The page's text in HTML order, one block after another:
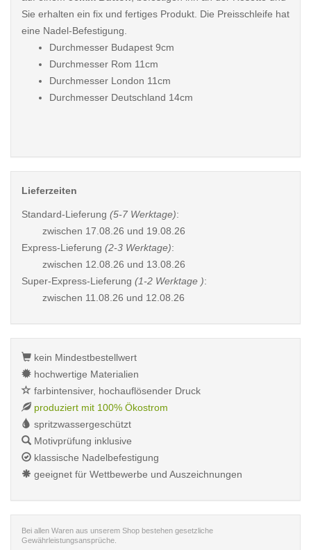
Sie erhalten ein fix und fertiges Produkt. Die Preisschleife hat
eine Nadel-Befestigung.
Durchmesser Budapest 9cm
Durchmesser Rom 11cm
Durchmesser London 11cm
Durchmesser Deutschland 14cm
Lieferzeiten
Standard-Lieferung (5-7 Werktage):
zwischen 17.08.26 und 19.08.26
Express-Lieferung (2-3 Werktage):
zwischen 12.08.26 und 13.08.26
Super-Express-Lieferung (1-2 Werktage ):
zwischen 11.08.26 und 12.08.26
kein Mindestbestellwert
hochwertige Materialien
farbintensiver, hochauflösender Druck
produziert mit 100% Ökostrom
spritzwassergeschützt
Motivprüfung inklusive
klassische Nadelbefestigung
geeignet für Wettbewerbe und Auszeichnungen
Bei allen Waren aus unserem Shop bestehen gesetzliche
Gewährleistungsansprüche.